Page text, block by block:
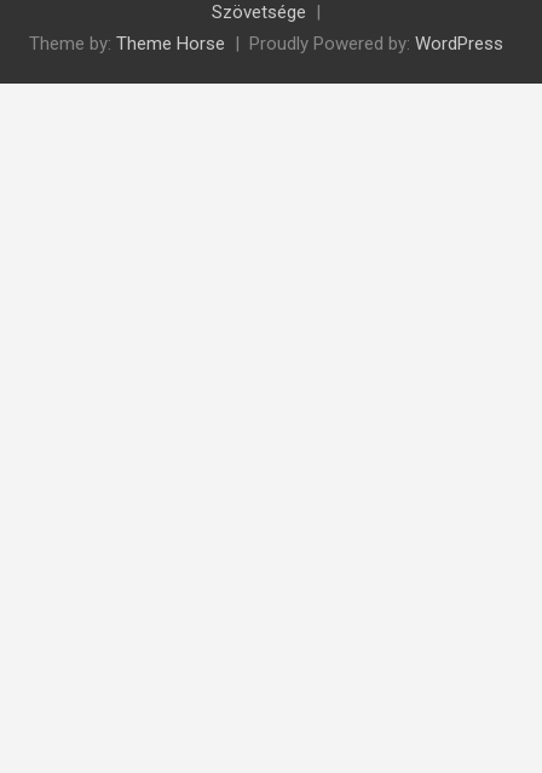
Szövetsége
Theme by: Theme Horse Proudly Powered by: WordPress